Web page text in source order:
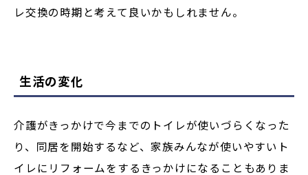
レ交換の時期 と考えて良いかもしれません。
生活の変化
介護がきっかけで今までのトイレが使いづらくなった
り、同居を開始するなど、家族みんなが使いやすいト
イレにリフォームをするきっかけになることもありま